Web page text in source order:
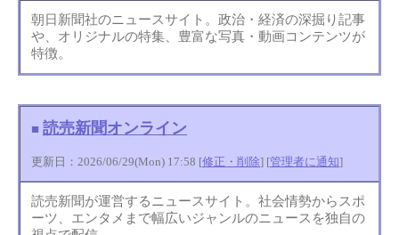
朝日新聞社のニュースサイト。政治・経済の深掘り記事
や、オリジナルの特集、豊富な写真・動画コンテンツが
特徴。
■ 読売新聞オンライン
更新日：2026/06/29(Mon) 17:58 [修正・削除] [管理者に通知]
読売新聞が運営するニュースサイト。社会情勢からスポ
ーツ、エンタメまで幅広いジャンルのニュースを独自の